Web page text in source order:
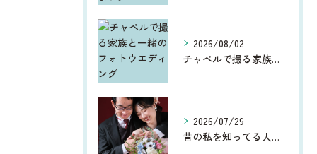
2026/08/02
チャペルで撮る家族と一緒のフォトウエディング
2026/07/29
昔の私を知ってる人からしたら、今、お宮参りや七五三、ウエディ...